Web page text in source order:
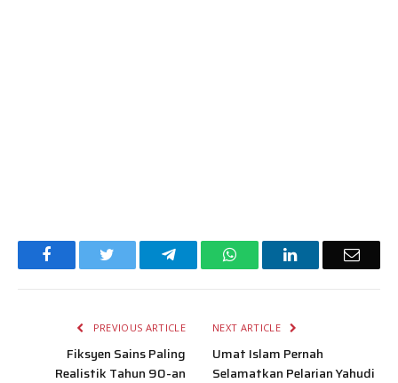
Facebook TelegramWhatsAppLinkedIn Email
PREVIOUS ARTICLE
Fiksyen Sains Paling
Realistik Tahun 90-an
NEXT ARTICLE
Umat Islam Pernah
Selamatkan Pelarian Yahudi